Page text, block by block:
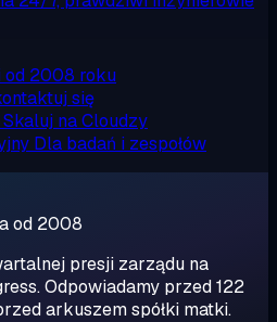
od 2008 roku
się
Skaluj na Cloudzy
Dla badań i zespołów
od 2008
presji zarządu na
Odpowiadamy przed 122
arkuszem spółki matki.